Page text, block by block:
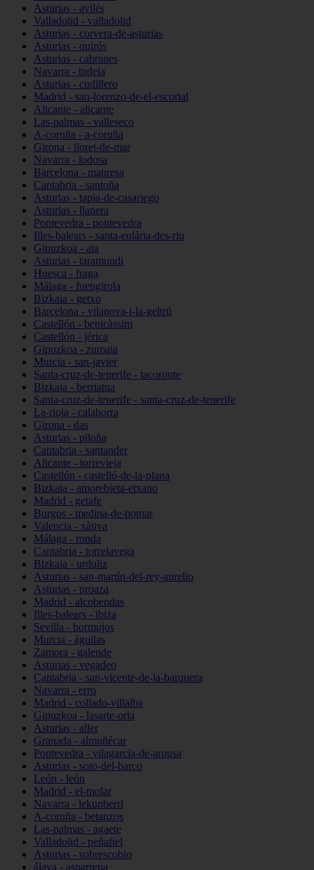
Asturias - avilés
Valladolid - valladolid
Asturias - corvera-de-asturias
Asturias - quirós
Asturias - cabranes
Navarra - tudela
Asturias - cudillero
Madrid - san-lorenzo-de-el-escorial
Alicante - alicante
Las-palmas - valleseco
A-coruña - a-coruña
Girona - lloret-de-mar
Navarra - lodosa
Barcelona - manresa
Cantabria - santoña
Asturias - tapia-de-casariego
Asturias - llanera
Pontevedra - pontevedra
Illes-balears - santa-eulària-des-riu
Gipuzkoa - aia
Asturias - taramundi
Huesca - fraga
Málaga - fuengirola
Bizkaia - getxo
Barcelona - vilanova-i-la-geltrú
Castellón - benicàssim
Castellón - jérica
Gipuzkoa - zumaia
Murcia - san-javier
Santa-cruz-de-tenerife - tacoronte
Bizkaia - berriatua
Santa-cruz-de-tenerife - santa-cruz-de-tenerife
La-rioja - calahorra
Girona - das
Asturias - piloña
Cantabria - santander
Alicante - torrevieja
Castellón - castelló-de-la-plana
Bizkaia - amorebieta-etxano
Madrid - getafe
Burgos - medina-de-pomar
Valencia - xàtiva
Málaga - ronda
Cantabria - torrelavega
Bizkaia - urduliz
Asturias - san-martín-del-rey-aurelio
Asturias - proaza
Madrid - alcobendas
Illes-balears - ibiza
Sevilla - bormujos
Murcia - águilas
Zamora - galende
Asturias - vegadeo
Cantabria - san-vicente-de-la-barquera
Navarra - erro
Madrid - collado-villalba
Gipuzkoa - lasarte-oria
Asturias - aller
Granada - almuñécar
Pontevedra - vilagarcía-de-arousa
Asturias - soto-del-barco
León - león
Madrid - el-molar
Navarra - lekunberri
A-coruña - betanzos
Las-palmas - agaete
Valladolid - peñafiel
Asturias - sobrescobio
álava - asparrena